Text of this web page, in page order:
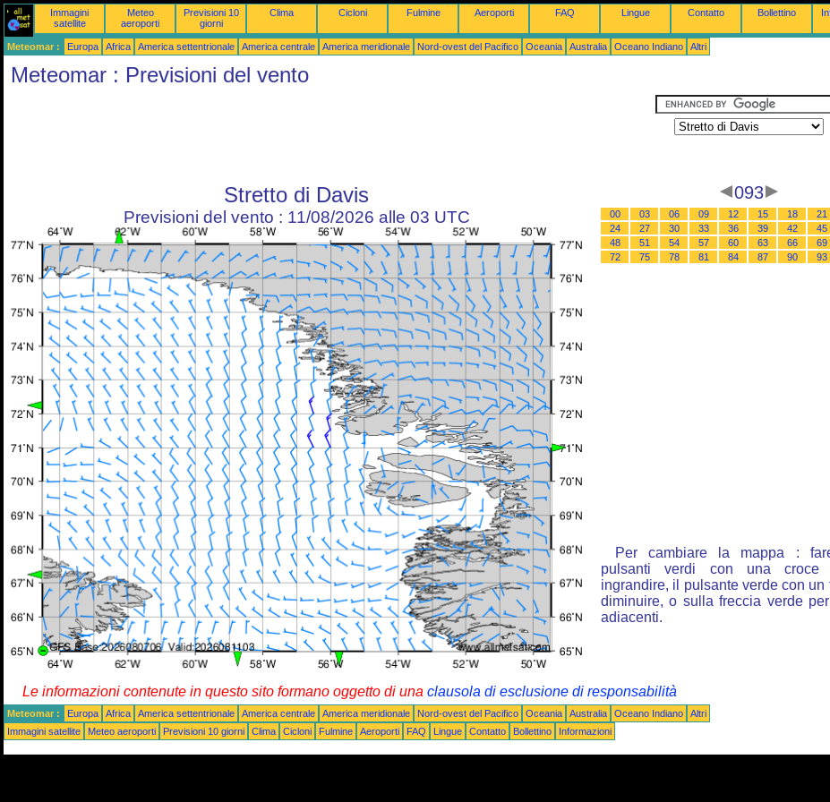
Immagini
satellite
Meteo
aeroporti
Previsioni 10
giorni
Clima Cicloni Fulmine Aeroporti FAQ Lingue Contatto Bollettino
Meteomar : Europa Africa America settentrionale America centrale America meridionale Nord-ovest del Pacifico Oceania Australia Oceano Indiano Altri
Meteomar : Previsioni del vento
Stretto di Davis
Previsioni del vento : 11/08/2026 alle 03 UTC
093
00 03 06 09 12 15 18
21
24
27 30 33 36 39 42
45
48
51 54 57 60 63 66
69
72
75 78 81 84 87 90 93
Per cambiare la mappa :
pulsanti verdi con una croce
ingrandire, il pulsante verde con un
diminuire, o sulla freccia verde
adiacenti.
Le informazioni contenute in questo sito formano oggetto di una clausola di esclusione di responsabilità
Meteomar : Europa Africa America settentrionale America centrale America meridionale Nord-ovest del Pacifico Oceania Australia Oceano Indiano
Altri
Immagini satellite
Meteo aeroporti Previsioni 10 giorni Clima Cicloni Fulmine Aeroporti FAQ Lingue Contatto Bollettino Informazioni